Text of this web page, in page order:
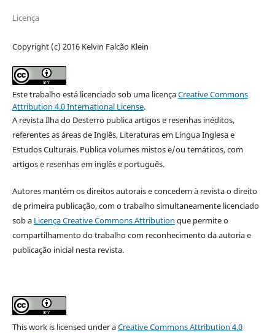
Licença
Copyright (c) 2016 Kelvin Falcão Klein
Este trabalho está licenciado sob uma licençaCreative Commons
Attribution 4.0 International License.
A revista Ilha do Desterro publica artigos e resenhas inéditos,
referentes as áreas de Inglês, Literaturas em Língua Inglesa e
Estudos Culturais. Publica volumes mistos e/ou temáticos, com
artigos e resenhas em inglês e português.
Autores mantém os direitos autorais e concedem à revista o direito
de primeira publicação, com o trabalho simultaneamente licenciado
sob a Licença Creative Commons Attribution que permite o
compartilhamento do trabalho com reconhecimento da autoria e
publicação inicial nesta revista.
This work is licensed under aCreative Commons Attribution 4.0